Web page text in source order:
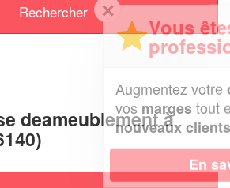
deameublement à
Vous êtes un
professionnel ?
chiffre d'affaireset
marges
tout en gagnant de
clients!